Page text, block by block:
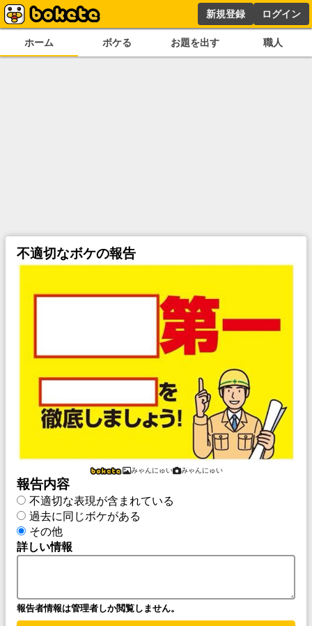
新規登録 ログイン
ホーム ボケる お題を出す 職人
不適切なボケの報告
みゃんにゅい みゃんにゅい
報告内容
不適切な表現が含まれている
過去に同じボケがある
その他
詳しい情報
報告者情報は管理者しか閲覧しません。